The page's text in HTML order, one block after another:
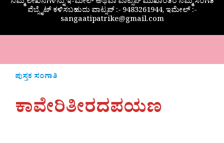
ವೆಬ್ಸೈಟ್ ಕಳಿಸಬಹುದು ವಾಟ್ಸಪ್‌ :- 9483261944, ಇಮೇಲ್ :-
sangaatipatrike@gmail.com
ಪುಸ್ತಕ ಸಂಗಾತಿ
ಕಾವೇರಿತೀರದಪಯಣ